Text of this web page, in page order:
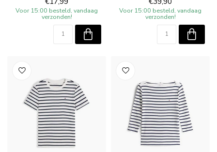
Voor 15:00 besteld, vandaag
verzonden!
Voor 15:00 besteld, vandaag
verzonden!